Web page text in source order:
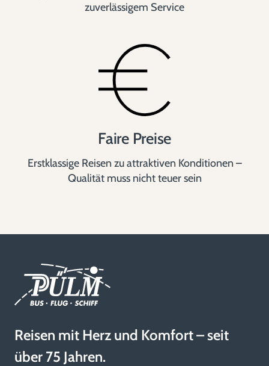
zuverlässigem Service
Faire Preise
Erstklassige Reisen zu attraktiven Konditionen –
Qualität muss nicht teuer sein
Reisen mit Herz und Komfort – seit
über 75 Jahren.